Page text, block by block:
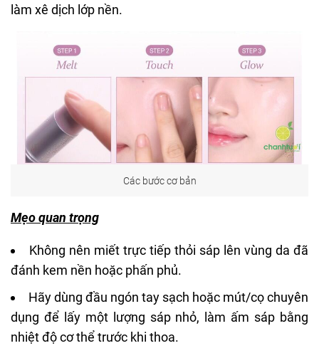
làm xê dịch lớp nền.
Các bước cơ bản
Mẹo quan trọng
Không nên miết trực tiếp thỏi sáp lên vùng da đã
đánh kem nền hoặc phấn phủ.
Hãy dùng đầu ngón tay sạch hoặc mút/cọ chuyên
dụng để lấy một lượng sáp nhỏ, làm ấm sáp bằng
nhiệt độ cơ thể trước khi thoa.